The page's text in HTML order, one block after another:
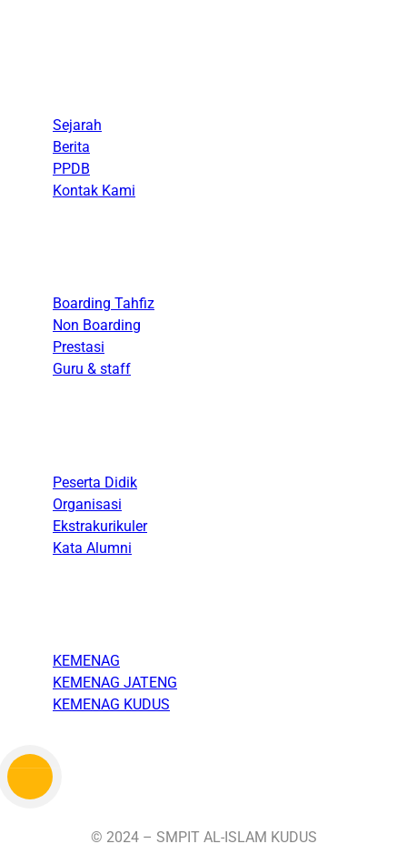
Sejarah
Berita
PPDB
Kontak Kami
Boarding Tahfiz
Non Boarding
Prestasi
Guru & staff
Peserta Didik
Organisasi
Ekstrakurikuler
Kata Alumni
KEMENAG
KEMENAG JATENG
KEMENAG KUDUS
© 2024 – SMPIT AL-ISLAM KUDUS